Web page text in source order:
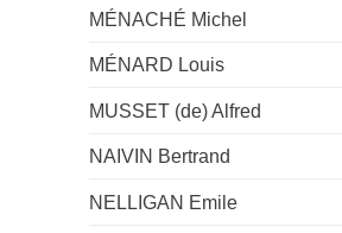
MÉNACHÉ Michel
MÉNARD Louis
MUSSET (de) Alfred
NAIVIN Bertrand
NELLIGAN Emile